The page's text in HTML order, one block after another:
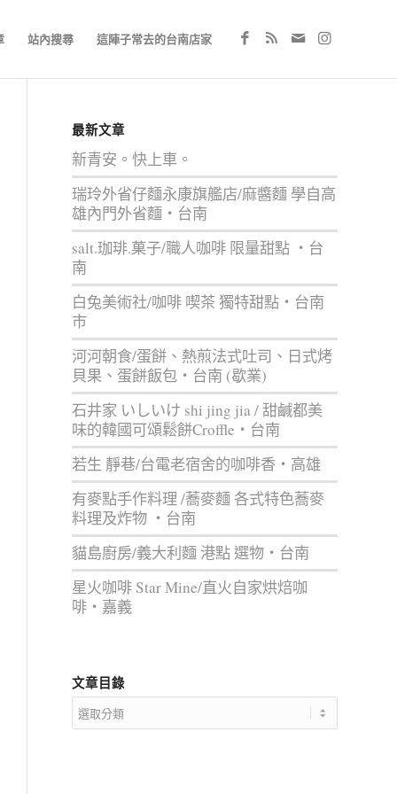
站內搜尋 這陣子常去的台南店家
最新文章
新青安。快上車。
瑞玲外省仔麵永康旗艦店/麻醬麵 學自高
雄內門外省麵‧台南
salt.珈琲.菓子/職人咖啡 限量甜點 ‧台
南
白兔美術社/咖啡 喫茶 獨特甜點‧台南
市
河河朝食/蛋餅、熱煎法式吐司、日式烤
貝果、蛋餅飯包‧台南 (歇業)
石井家 いしいけ shi jing jia / 甜鹹都美
味的韓國可頌鬆餅Croffle‧台南
若生 靜巷/台電老宿舍的咖啡香‧高雄
有麥點手作料理 /蕎麥麵 各式特色蕎麥
料理及炸物 ‧台南
貓島廚房/義大利麵 港點 選物‧台南
星火咖啡 Star Mine/直火自家烘焙咖
啡‧嘉義
文章目錄
文
章